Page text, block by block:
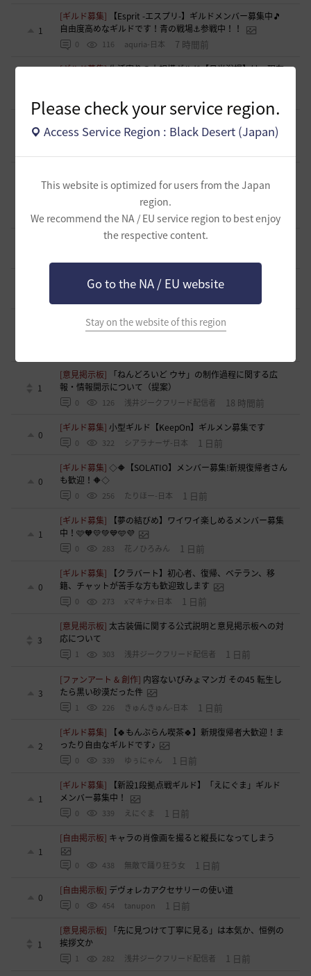
Please check your service region.
Access Service Region : Black Desert (Japan)
This website is optimized for users from the Japan
region.
We recommend the NA / EU service region to best enjoy
the respective content.
Go to the NA / EU website
Stay on the website of this region
1
[ギルド募集]
【Esprit -エスプリ-】ギルドメンバー募集中🎵
自由度高めなギルドです！青の戦場⚓参戦中！！
0 116 aquria-日本 7 時間前
[ギルド募集]生活寄りの小規模ギルド【月光浴場】は、現在
1
ほのぼの生活ギルド「天狐もふもふ」メンバー
募集中です(〃･ω･ﾉ)ﾉ 💕
用ギルド🐾 給料マックス・ジュース飲み放題・バフ完備の
「大人の快適な空き地」
0 106 おやじーぬ-日本 10 時間前
[意見掲示板]「制裁」という言葉が与える印象について
[意見掲示板]制裁措置における透明性の確保について
[ギルド募集]新設ギルド 「Shmurda」立ち上げメンバー募
集！現在3名！
1
[意見掲示板]
「ねんどろいど ウサ」の制作過程に関する広
報・情報開示について（提案）
0 126 浅井ジークフリード配信者 18 時間前
0
[ギルド募集]小型ギルド【KeepOn】ギルメン募集です
0 322 シアラナーザ-日本 1 日前
0
[ギルド募集]◇🔶【SOLATIO】メンバー募集!新規復帰者さん
も歓迎！🔶◇
0 256 たりほー-日本 1 日前
1
[ギルド募集]
【夢の結びめ】ワイワイ楽しめるメンバー募集
中！🩷🧡💛💚💙🩵💜
0 283 花ノひろみん 1 日前
0
[ギルド募集]
【クラバート】初心者、復帰、ベテラン、移
籍、チャットが苦手な方も歓迎致します
0 273 xマキナx-日本 1 日前
3
[意見掲示板] 太古装備に関する公式説明と意見掲示板への対
応について
1 303 浅井ジークフリード配信者 1 日前
3
[ファンアート & 創作] 内容ないびみょマンガ その45 転生し
たら黒い砂漠だった件
1 226 きゅんきゅん-日本 1 日前
2
[ギルド募集]
【🍀もんぶらん喫茶🍀】新規復帰者大歓迎！ま
ったり自由なギルドです♪
0 339 ゆぅにゃん 1 日前
1
[ギルド募集]
【新設1段拠点戦ギルド】「えにぐま」ギルド
メンバー募集中！
0 339 えにぐま 1 日前
1
[自由掲示板] キャラの肖像画を撮ると縦長になってしまう
0 438 無敵で踊り狂う女 1 日前
0
[自由掲示板] デヴォレカアクセサリーの使い道
0 454 tanupon 1 日前
1
[意見掲示板]
「先に見つけて丁寧に見る」は本気か、恒例の
挨拶文か
1 282 浅井ジークフリード配信者 1 日前